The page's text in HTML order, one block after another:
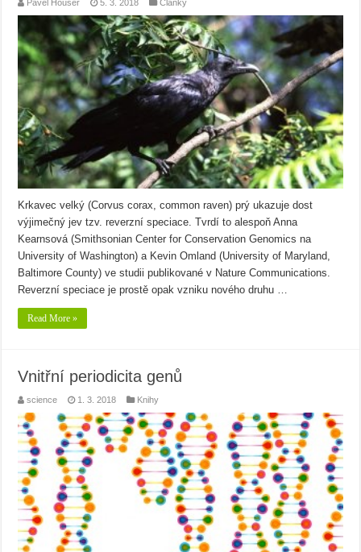
Pavel Houser 5. 3. 2018 Články
Krkavec velký (Corvus corax, common raven) prý ukazuje dost
výjimečný jev tzv. reverzní speciace. Tvrdí to alespoň Anna
Kearnsová (Smithsonian Center for Conservation Genomics na
University of Washington) a Kevin Omland (University of Maryland,
Baltimore County) ve studii publikované v Nature Communications.
Reverzní speciace je prostě opak vzniku nového druhu …
Read More »
Vnitřní periodicita genů
science 1. 3. 2018 Knihy